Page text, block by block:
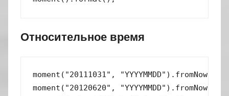
Относительное время
moment("20111031",
moment("20120620",